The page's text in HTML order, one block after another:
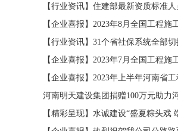
【行业资讯】住建部最新资质标准人
【企业喜报】2023年8月全国工程施
【行业资讯】31个省社保系统全部
【企业喜报】2023年7月全国工程施
【企业喜报】2023年上半年河南省
河南明天建设集团捐赠100万元助力
【精彩呈现】水诚建设“盛夏粽头戏